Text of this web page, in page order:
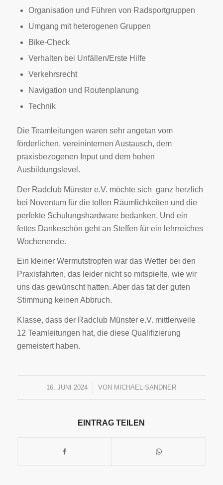
Organisation und Führen von Radsportgruppen
Umgang mit heterogenen Gruppen
Bike-Check
Verhalten bei Unfällen/Erste Hilfe
Verkehrsrecht
Navigation und Routenplanung
Technik
Die Teamleitungen waren sehr angetan vom
förderlichen, vereininternen Austausch, dem
praxisbezogenen Input und dem hohen
Ausbildungslevel.
Der Radclub Münster e.V. möchte sich ganz herzlich
bei Noventum für die tollen Räumlichkeiten und die
perfekte Schulungshardware bedanken. Und ein
fettes Dankeschön geht an Steffen für ein lehrreiches
Wochenende.
Ein kleiner Wermutstropfen war das Wetter bei den
Praxisfahrten, das leider nicht so mitspielte, wie wir
uns das gewünscht hatten. Aber das tat der guten
Stimmung keinen Abbruch.
Klasse, dass der Radclub Münster e.V. mittlerweile
12 Teamleitungen hat, die diese Qualifizierung
gemeistert haben.
16. JUNI 2024
/ VON MICHAEL-SANDNER
EINTRAG TEILEN